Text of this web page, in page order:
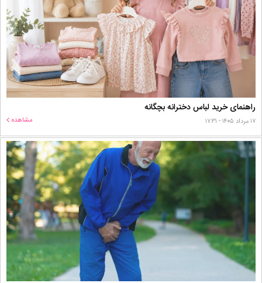
راهنمای خرید لباس دخترانه بچگانه
۱۷ مرداد ۱۴۰۵ - ۱۷:۳۱ مشاهده